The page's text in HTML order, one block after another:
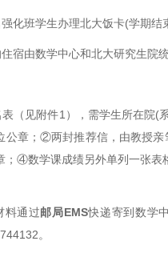
化班学生办理北大饭卡(学期结
宿由数学中心和北大研究生院
（见附件1 ），需学生所在院(
公章；②两封推荐信，由教授
；④数学课成绩另外单列一张
通过邮局EMS快递寄到数学
。